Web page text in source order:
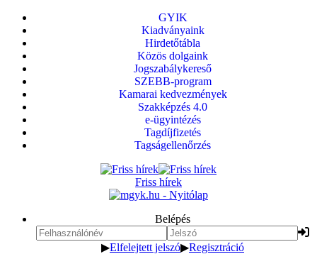
GYIK
Kiadványaink
Hirdetőtábla
Közös dolgaink
Jogszabálykereső
SZEBB-program
Kamarai kedvezmények
Szakképzés 4.0
e-ügyintézés
Tagdíjfizetés
Tagságellenőrzés
Friss hírek
Belépés
▶Elfelejtett jelszó▶Regisztráció